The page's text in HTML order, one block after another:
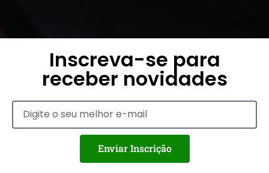
Inscreva-se para
receber novidades
Enviar Inscrição